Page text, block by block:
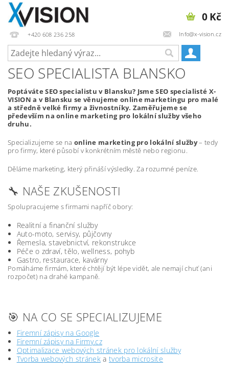
+420 608 236 258 Info@x-vision.cz
0 Kč
SEO SPECIALISTA BLANSKO
Poptáváte SEO specialistu v Blansku? Jsme SEO specialisté X-
VISION a v Blansku se věnujeme online marketingu pro malé
a středně velké firmy a živnostníky. Zaměřujeme se
především na online marketing pro lokální služby všeho
druhu.
Specializujeme se na online marketing pro lokální služby– tedy
pro firmy, které působí v konkrétním městě nebo regionu.
Děláme marketing, který přináší výsledky. Za rozumné peníze.
🔧 NAŠE ZKUŠENOSTI
Spolupracujeme s firmami napříč obory:
Realitní a finanční služby
Auto-moto, servisy, půjčovny
Řemesla, stavebnictví, rekonstrukce
Péče o zdraví, tělo, wellness, pohyb
Gastro, restaurace, kavárny
Pomáháme firmám, které chtějí být lépe vidět, ale nemají chuť (ani
rozpočet) na drahé kampaně.
🎯 NA CO SE SPECIALIZUJEME
Firemní zápisy na Google
Firemní zápisy na Firmy.cz
Optimalizace webových stránek pro lokální služby
Tvorba webových stráneka tvorba microsite